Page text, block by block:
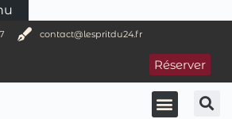
contact@lespritdu24.fr
Réserver